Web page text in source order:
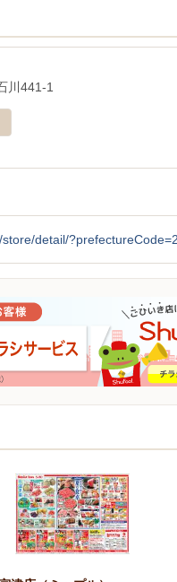
川441-1
detail/